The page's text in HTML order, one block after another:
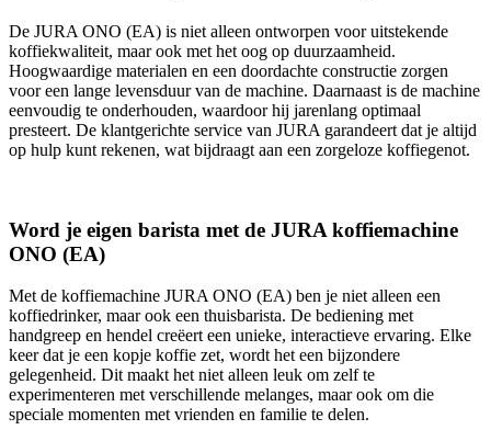
De JURA ONO (EA) is niet alleen ontworpen voor uitstekende
koffiekwaliteit, maar ook met het oog op duurzaamheid.
Hoogwaardige materialen en een doordachte constructie zorgen
voor een lange levensduur van de machine. Daarnaast is de machine
eenvoudig te onderhouden, waardoor hij jarenlang optimaal
presteert. De klantgerichte service van JURA garandeert dat je altijd
op hulp kunt rekenen, wat bijdraagt aan een zorgeloze koffiegenot.
Word je eigen barista met de JURA koffiemachine
ONO (EA)
Met de koffiemachine JURA ONO (EA) ben je niet alleen een
koffiedrinker, maar ook een thuisbarista. De bediening met
handgreep en hendel creëert een unieke, interactieve ervaring. Elke
keer dat je een kopje koffie zet, wordt het een bijzondere
gelegenheid. Dit maakt het niet alleen leuk om zelf te
experimenteren met verschillende melanges, maar ook om die
speciale momenten met vrienden en familie te delen.